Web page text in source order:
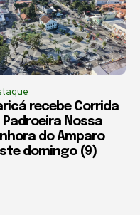
recebe Corrida
Padroeira Nossa
do Amparo
domingo (9)